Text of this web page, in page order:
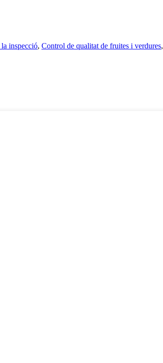
inspecció, Control de qualitat de fruites i verdures,